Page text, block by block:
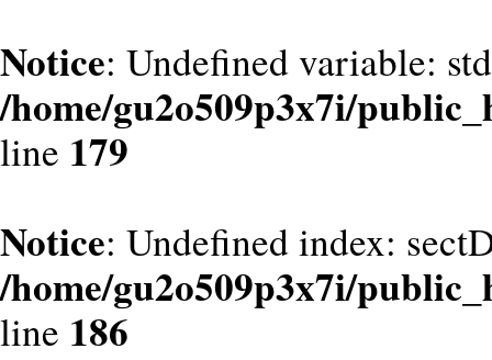
Notice: Undefined variable:
/home/gu2o509p3x7i/
line 179
Notice: Undefined index:
/home/gu2o509p3x7i/
line 186